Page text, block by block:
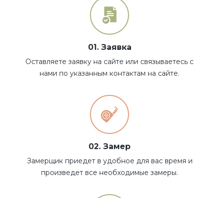
01. Заявка
Оставляете заявку на сайте или связываетесь с
нами по указанным контактам на сайте.
02. Замер
Замерщик приедет в удобное для вас время и
произведет все необходимые замеры.